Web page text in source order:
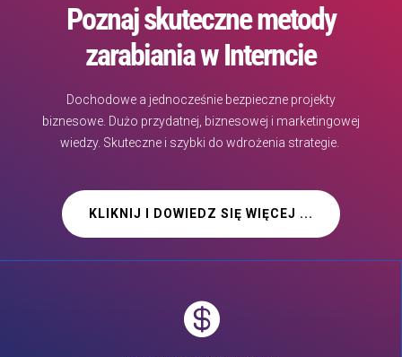
Poznaj skuteczne metody
zarabiania w Interncie
Dochodowe a jednocześnie bezpieczne projekty
biznesowe. Dużo przydatnej, biznesowej i marketingowej
wiedzy. Skuteczne i szybki do wdrożenia strategie.
KLIKNIJ I DOWIEDZ SIĘ WIĘCEJ ...
